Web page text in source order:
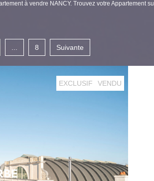
à vendre NANCY. Trouvez votre Appartement
8 Suivante
EXCLUSIF VENDU